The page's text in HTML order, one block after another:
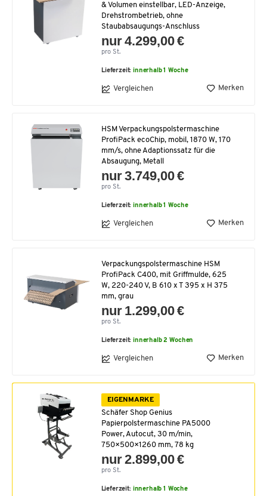
& Volumen einstellbar, LED-Anzeige,
Drehstrombetrieb, ohne
Staubabsaugungs-Anschluss
nur 4.299,00 €
pro St.
Lieferzeit:innerhalb 1 Woche
Vergleichen Merken
HSM Verpackungspolstermaschine
ProfiPack ecoChip, mobil, 1870 W, 170
mm/s, ohne Adaptionssatz für die
Absaugung, Metall
nur 3.749,00 €
pro St.
Lieferzeit:innerhalb 1 Woche
Vergleichen Merken
Verpackungspolstermaschine HSM
ProfiPack C400, mit Griffmulde, 625
W, 220-240 V, B 610 x T 395 x H 375
mm, grau
nur 1.299,00 €
pro St.
Lieferzeit:innerhalb 2 Wochen
Vergleichen Merken
EIGENMARKE
Schäfer Shop Genius
Papierpolstermaschine PA5000
Power, Autocut, 30 m/min,
750×500×1260 mm, 78 kg
nur 2.899,00 €
pro St.
Lieferzeit: innerhalb 1 Woche